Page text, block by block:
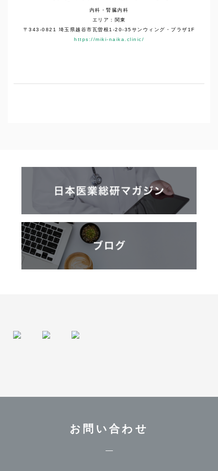
内科・腎臓内科
エリア：関東
〒343-0821 埼玉県越谷市瓦曽根1-20-35サンウィング・プラザ1F
https://miki-naika.clinic/
お問い合わせ